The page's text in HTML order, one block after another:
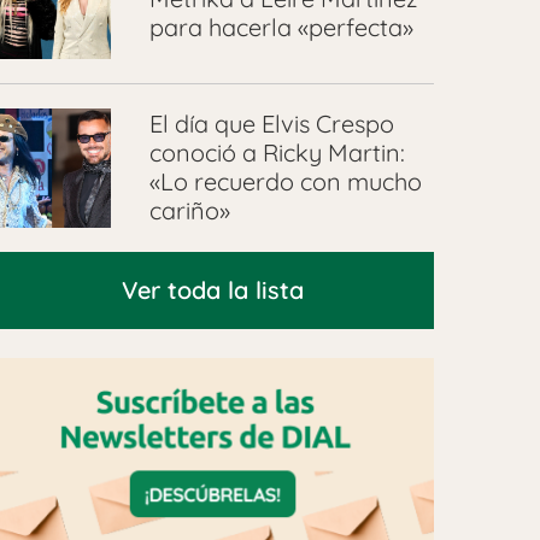
para hacerla «perfecta»
El día que Elvis Crespo
conoció a Ricky Martin:
«Lo recuerdo con mucho
cariño»
Ver toda la lista